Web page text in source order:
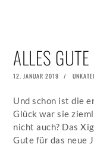
ALLES
POSTED
12. JANUAR 2019 5.
Und schon ist die
Glück war sie
nicht auch? Das
Gute für das neue